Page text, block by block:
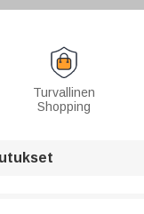
Turvallinen
Shopping